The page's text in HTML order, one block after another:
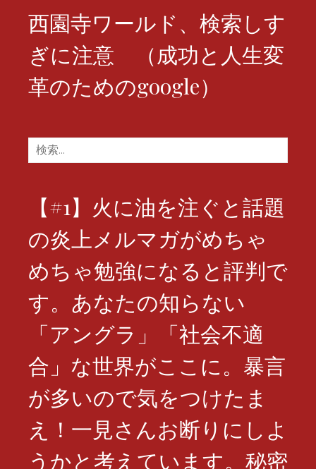
ョ
ン
西園寺ワールド、検索しす
ぎに注意 （成功と人生変
革のためのgoogle）
検
索:
【#1】火に油を注ぐと話題
の炎上メルマガがめちゃ
めちゃ勉強になると評判で
す。あなたの知らない
「アングラ」「社会不適
合」な世界がここに。暴言
が多いので気をつけたま
え！一見さんお断りにしよ
うかと考えています。秘密